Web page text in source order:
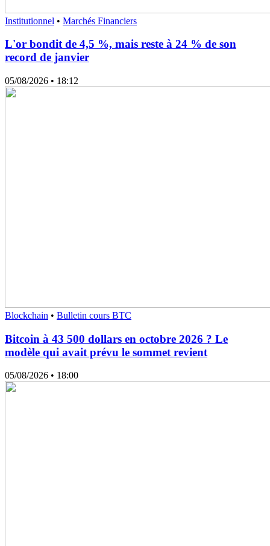
Institutionnel • Marchés Financiers
L'or bondit de 4,5 %, mais reste à 24 % de son
record de janvier
05/08/2026 • 18:12
Blockchain • Bulletin cours BTC
Bitcoin à 43 500 dollars en octobre 2026 ? Le
modèle qui avait prévu le sommet revient
05/08/2026 • 18:00